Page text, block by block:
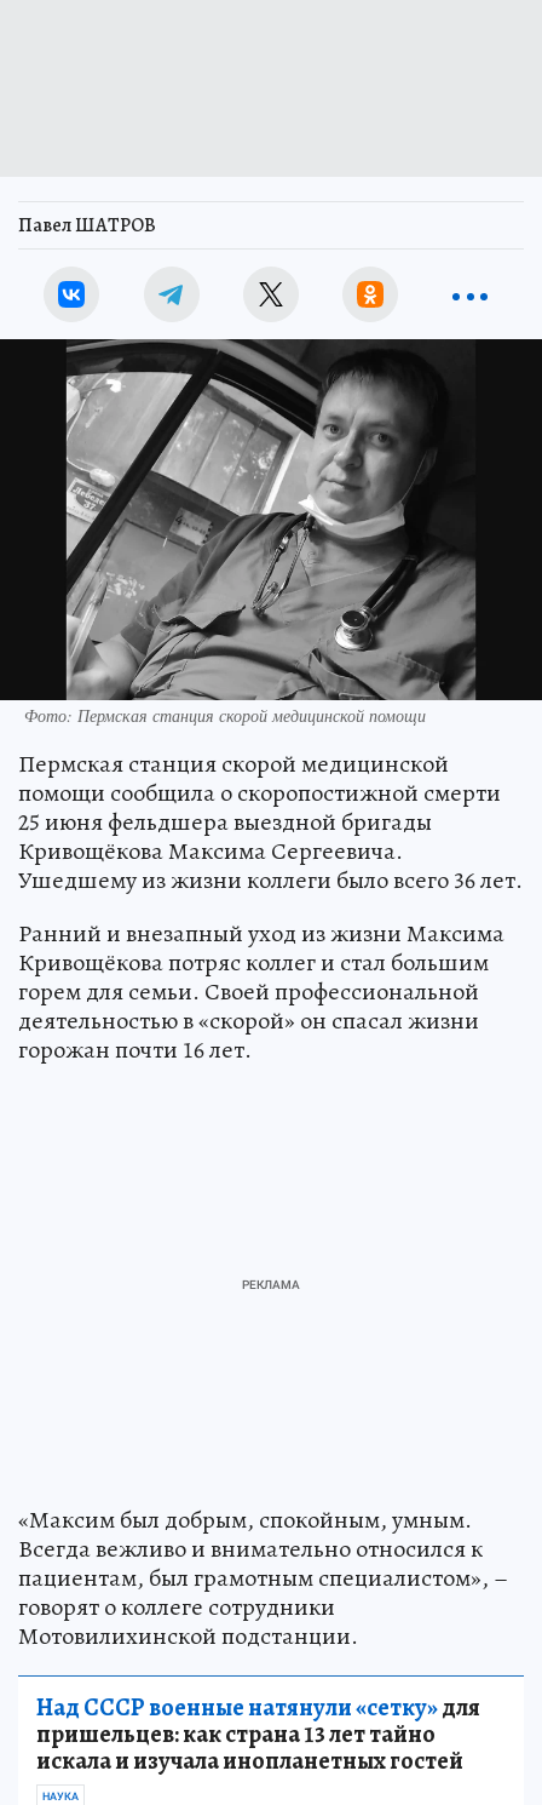
Павел ШАТРОВ
Фото: Пермская станция скорой медицинской помощи
Пермская станция скорой медицинской
помощи сообщила о скоропостижной смерти
25 июня фельдшера выездной бригады
Кривощёкова Максима Сергеевича.
Ушедшему из жизни коллеги было всего 36 лет.
Ранний и внезапный уход из жизни Максима
Кривощёкова потряс коллег и стал большим
горем для семьи. Своей профессиональной
деятельностью в «скорой» он спасал жизни
горожан почти 16 лет.
«Максим был добрым, спокойным, умным.
Всегда вежливо и внимательно относился к
пациентам, был грамотным специалистом», –
говорят о коллеге сотрудники
Мотовилихинской подстанции.
Над СССР военные натянули «сетку»для
пришельцев: как страна 13 лет тайно
искала и изучала инопланетных гостей
НАУКА